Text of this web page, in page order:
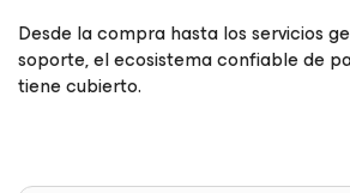
Desde la compra hasta los servicios
soporte, el ecosistema confiable de
tiene cubierto.